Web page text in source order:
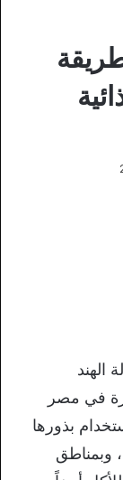
الهند
في مصر
بذورها
وبمناطق